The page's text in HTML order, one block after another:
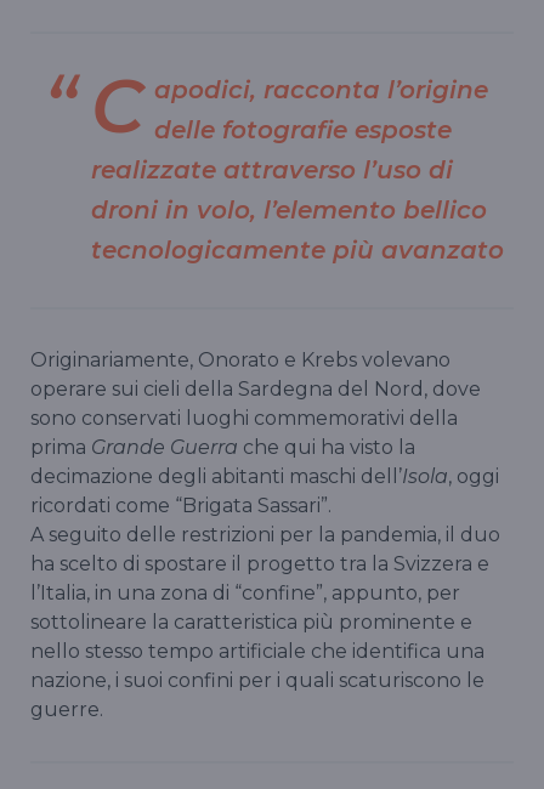
C apodici, racconta l’origine
delle fotografie esposte
realizzate attraverso l’uso di
droni in volo, l’elemento bellico
tecnologicamente più avanzato
Originariamente, Onorato e Krebs volevano
operare sui cieli della Sardegna del Nord, dove
sono conservati luoghi commemorativi della
prima Grande Guerra che qui ha visto la
decimazione degli abitanti maschi dell’Isola, oggi
ricordati come “Brigata Sassari”.
A seguito delle restrizioni per la pandemia, il duo
ha scelto di spostare il progetto tra la Svizzera e
l’Italia, in una zona di “confine”, appunto, per
sottolineare la caratteristica più prominente e
nello stesso tempo artificiale che identifica una
nazione, i suoi confini per i quali scaturiscono le
guerre.